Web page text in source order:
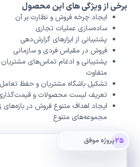
برخی از ویژگی های این محصول
ایجاد چرخه فروش و نظارت بر آن
ساده‌سازی عملیات تجاری
پشتیبانی از ابزارهای گزارش‌دهی
فروش در مقیاس فردی و سازمانی
پشتیبانی و ادغام تماس‌های مشتریان
متفاوت
تشکیل باشگاه مشتریان و حفظ
تعریف لیست محصولات و
ایجاد اهداف متنوع فروش در بازه‌های
مجموعه‌های متنوع
25پروژه موفق